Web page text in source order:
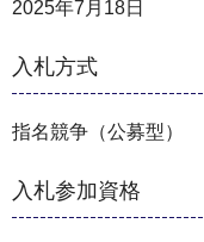
2025年7月18日
入札方式
指名競争（公募型）
入札参加資格